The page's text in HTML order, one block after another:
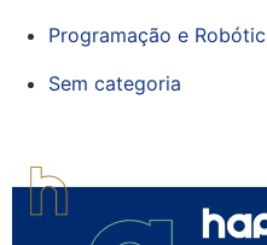
Programação e
Sem categoria